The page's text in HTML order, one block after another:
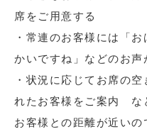
席をご用意する
・常連のお客様には「
かいですね」などのお声
・状況に応じてお席の
れたお客様をご案内 な
お客様との距離が近い